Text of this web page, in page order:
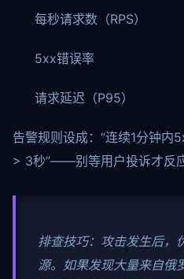
每秒请求数（RPS）
5xx错误率
请求延迟（P95）
告警规则设成：“连续1分钟内
> 3秒”——别等用户投诉才反应
排查技巧：攻击发生后，
源。如果发现大量来自俄